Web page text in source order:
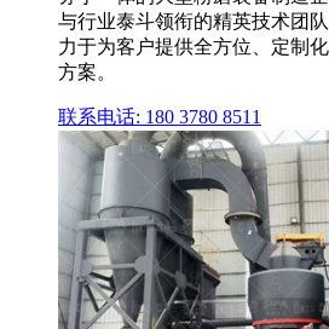
与行业泰斗领衔的精英技术团
力于为客户提供全方位、定制
方案。
联系电话: 180 3780 8511